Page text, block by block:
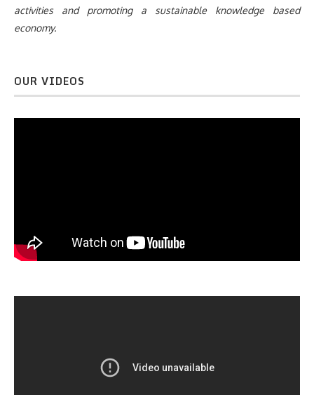
activities and promoting a sustainable knowledge based
economy.
OUR VIDEOS